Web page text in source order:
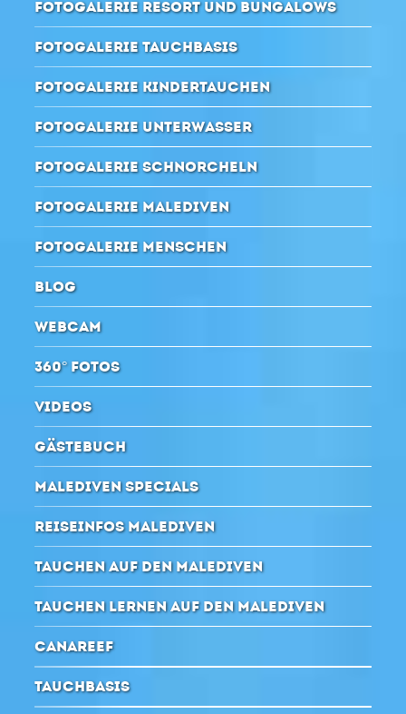
FOTOGALERIE RESORT UND BUNGALOWS
FOTOGALERIE TAUCHBASIS
FOTOGALERIE KINDERTAUCHEN
FOTOGALERIE UNTERWASSER
FOTOGALERIE SCHNORCHELN
FOTOGALERIE MALEDIVEN
FOTOGALERIE MENSCHEN
BLOG
WEBCAM
360° FOTOS
VIDEOS
GÄSTEBUCH
MALEDIVEN SPECIALS
REISEINFOS MALEDIVEN
TAUCHEN AUF DEN MALEDIVEN
TAUCHEN LERNEN AUF DEN MALEDIVEN
CANAREEF
TAUCHBASIS